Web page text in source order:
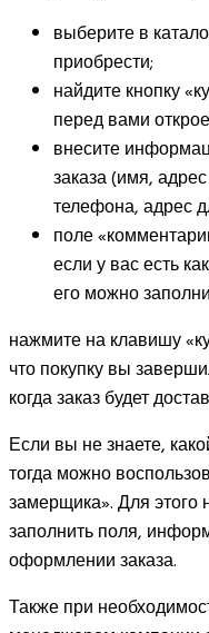
выберите в
приобрести;
найдите кнопку
перед вами
внесите
заказа (имя,
телефона, адрес
поле
если у вас есть
его можно
нажмите на клавишу
что покупку вы
когда заказ будет
Если вы не знаете,
тогда можно
замерщика». Для этого
заполнить поля,
оформлении заказа.
Также при